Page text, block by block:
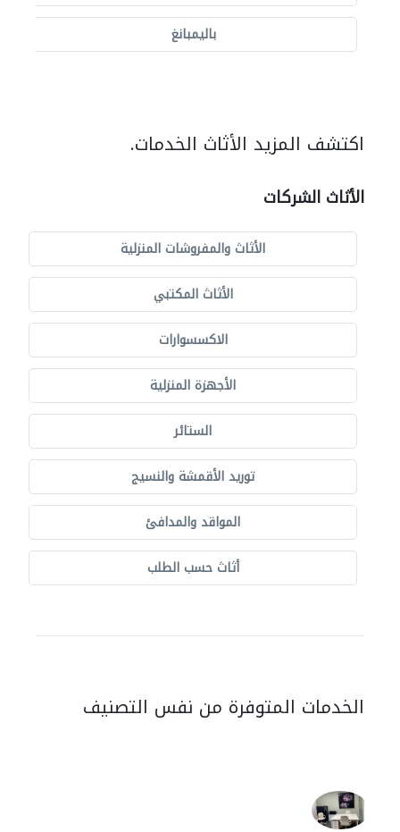
باليمبانغ
اكتشف المزيد الأثاث الخدمات.
الأثاث الشركات
الأثاث والمفروشات المنزلية
الأثاث المكتبي
الاكسسوارات
الأجهزة المنزلية
الستائر
توريد الأقمشة والنسيج
المواقد والمدافئ
أثاث حسب الطلب
الخدمات المتوفرة من نفس التصنيف